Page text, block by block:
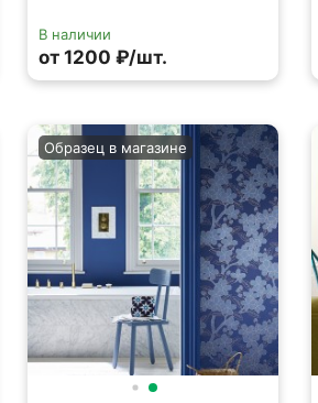
В наличии
от 1200 ₽/шт.
Образец в магазине